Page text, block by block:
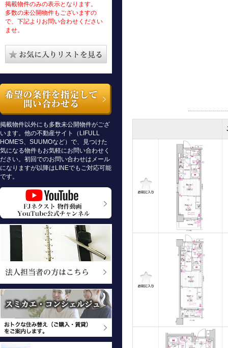
掲載物件のみの表示となります。
多数の未公開物件もございますの
で、下記よりお問い合わせください
ませ。
掲載物件以外にも多数未公開物件がござ
います。他の不動産サイト（LIFULL
HOME'S、SUUMOなど）で、見つけた
気になる物件もお気軽にお問い合わせく
ださい。初回でのお問い合わせはメール
になりますが以降はLINEでもご対応可能
です。